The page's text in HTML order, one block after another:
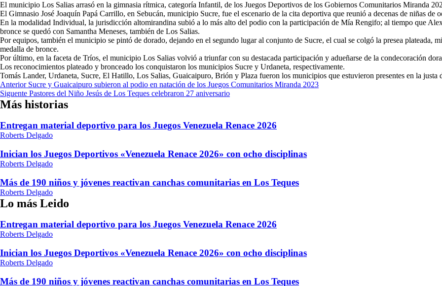
El municipio Los Salias arrasó en la gimnasia rítmica, categoría Infantil, de los Juegos Deportivos de los Gobiernos Comunitarios Miranda
El Gimnasio José Joaquín Papá Carrillo, en Sebucán, municipio Sucre, fue el escenario de la cita deportiva que reunió a decenas de niñas de
En la modalidad Individual, la jurisdicción altomirandina subió a lo más alto del podio con la participación de Mía Rengifo; al tiempo que
bronce se quedó con Samantha Meneses, también de Los Salias.
Por equipos, también el municipio se pintó de dorado, dejando en el segundo lugar al conjunto de Sucre, el cual se colgó la presea plateada,
medalla de bronce.
Por último, en la faceta de Tríos, el municipio Los Salias volvió a triunfar con su destacada participación y adueñarse de la condecoración
Los reconocimientos plateado y bronceado los conquistaron los municipios Sucre y Urdaneta, respectivamente.
Tomás Lander, Urdaneta, Sucre, El Hatillo, Los Salias, Guaicaipuro, Brión y Plaza fueron los municipios que estuvieron presentes en la justa
Navegación
de
entradas
AnteriorSucre y Guaicaipuro subieron al podio en natación de los Juegos Comunitarios Miranda 2023
Siguente Pastores del Niño Jesús de Los Teques celebraron 27 aniversario
Más historias
Entregan material deportivo para los Juegos Venezuela Renace 2026
Roberts Delgado
Inician los Juegos Deportivos «Venezuela Renace 2026» con ocho disciplinas
Roberts Delgado
Más de 190 niños y jóvenes reactivan canchas comunitarias en Los Teques
Roberts Delgado
Lo más Leido
Entregan material deportivo para los Juegos Venezuela Renace 2026
Roberts Delgado
Inician los Juegos Deportivos «Venezuela Renace 2026» con ocho disciplinas
Roberts Delgado
Más de 190 niños y jóvenes reactivan canchas comunitarias en Los Teques